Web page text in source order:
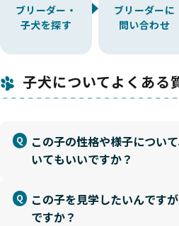
ブリーダー・
子犬を探す
ブリーダーに
問い合わせ
子犬についてよくある
この子の性格や様子につい
いてもいいですか？
この子を見学したいんです
ですか？